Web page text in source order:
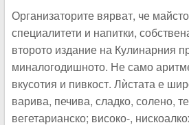
Организаторите вярват, че
специалитети и напитки,
второто издание на Кулинарния
миналогодишното. Не само
вкусотия и пивкост. Лѝстата е
варива, печива, сладко, солено,
вегетарианско; високо-,